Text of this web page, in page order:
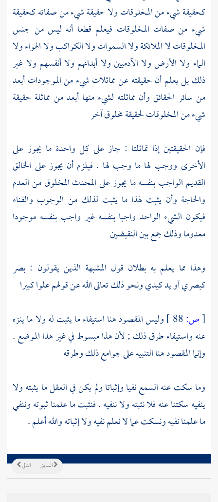
كحقيقة شيء من المخلوقات ولا حقيقة شيء من صفاته كحقيقة
شيء من صفات المخلوقات فيعلم قطعا أنه ليس من جنس
المخلوقات لا الملائكة ولا السموات ولا الكواكب ولا الهواء ولا
الماء ولا الأرض ولا الآدميين ولا أبدانهم ولا أنفسهم ولا غير
ذلك بل يعلم أن حقيقته عن مماثلات شيء من الموجودات أبعد
من سائر الحقائق وأن مماثلته لشيء منها أبعد من مماثلة حقيقة
شيء من المخلوقات لحقيقة مخلوق آخر
فإن الحقيقتين إذا تماثلتا : جاز على كل واحدة ما يجوز على
الأخرى ووجب لها ما وجب لها . فيلزم أن يجوز على الخالق
القديم الواجب بنفسه ما يجوز على المحدث المخلوق من العدم
والحاجة وأن يثبت لهذا ما يثبت لذلك من الوجوب والفناء
فيكون الشيء الواحد واجبا بنفسه غير واجب بنفسه موجودا
معدوما وذلك جمع بين النقيضين
وهذا مما يعلم به بطلان قول المشبهة الذين يقولون : بصر
كبصري أو يد كيدي ونحو ذلك تعالى الله عن قولهم علوا كبيرا
[ص:
وليس المقصود هنا استيفاء ما يثبت له ولا ما ينزه
عنه واستيفاء طرق ذلك ; لأن هذا مبسوط في غير هذا الموضع .
وإنما المقصود هنا التنبيه على جوامع ذلك وطرقه
وما سكت عنه السمع نفيا وإثباتا ولم يكن في العقل ما يثبته ولا
ينفيه سكتنا عنه فلا نثبته ولا ننفيه . فنثبت ما علمنا ثبوته وننفي
ما علمنا نفيه ونسكت عما لا نعلم نفيه ولا إثباته والله أعلم .
التالي السابق